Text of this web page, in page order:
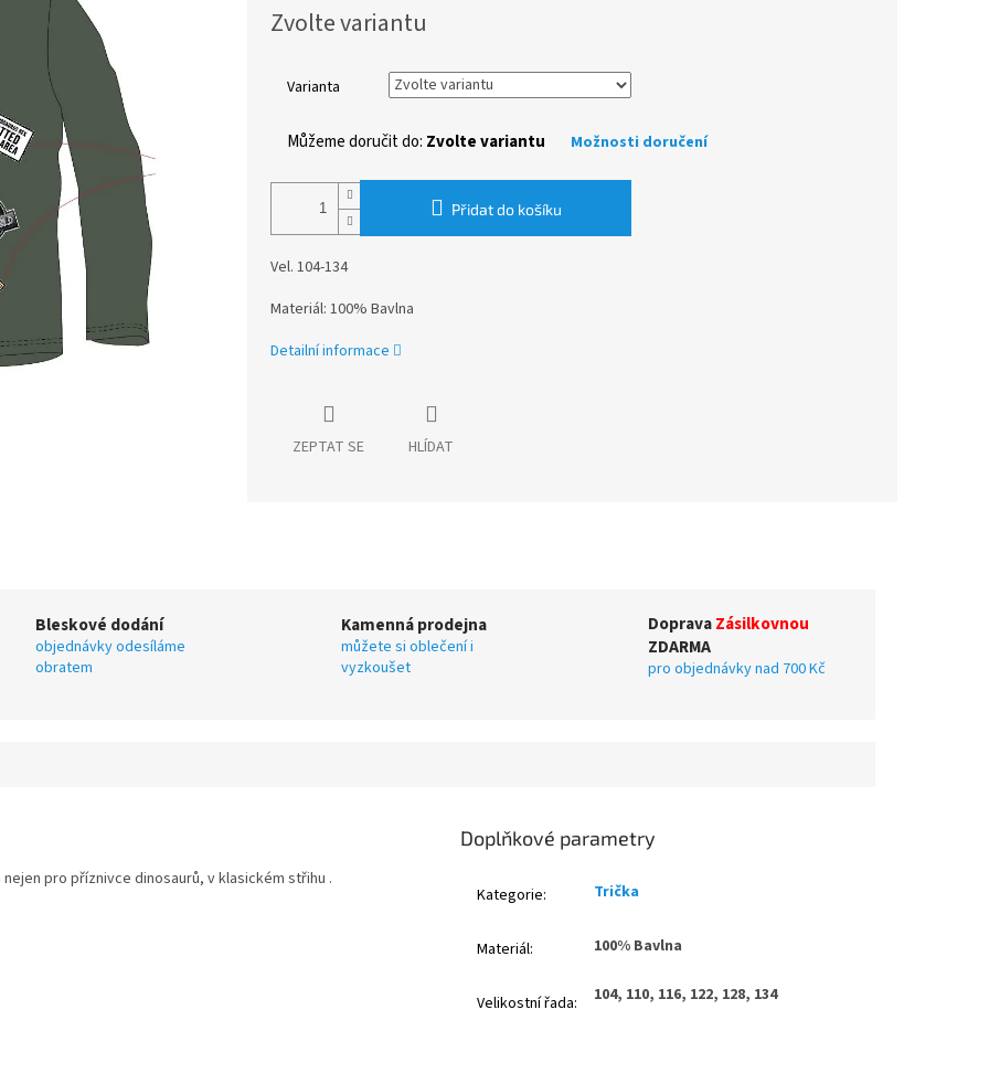
cena:
Zvolte variantu
Varianta
Můžeme doručit do: Zvolte variantu Možnosti doručení
Přidat do košíku
Vel. 104-134
Materiál: 100% Bavlna
Detailní informace
ZEPTAT SE HLÍDAT
Bleskové dodání
objednávky odesíláme
obratem
Kamenná prodejna
můžete si oblečení i
vyzkoušet
DopravaZásilkovnou
ZDARMA
pro objednávky nad 700 Kč
pro příznivce dinosaurů, v klasickém střihu .
Doplňkové parametry
Kategorie: Trička
Materiál: 100% Bavlna
Velikostní řada: 104, 110, 116, 122, 128, 134